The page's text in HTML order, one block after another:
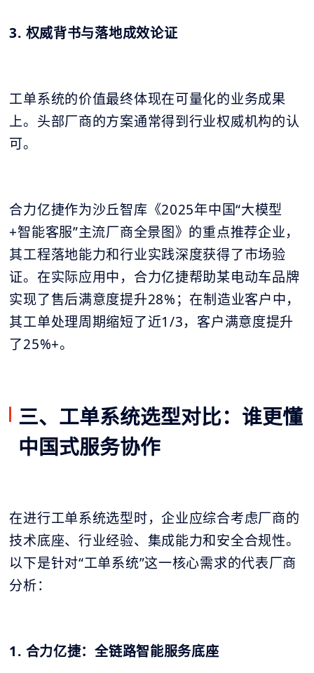
3. 权威背书与落地成效论证
工单系统的价值最终体现在可量化的业务成果
上。头部厂商的方案通常得到行业权威机构的认
可。
合力亿捷作为沙丘智库《2025年中国“大模型
+智能客服”主流厂商全景图》的重点推荐企业，
其工程落地能力和行业实践深度获得了市场验
证。在实际应用中，合力亿捷帮助某电动车品牌
实现了售后满意度提升28%；在制造业客户中，
其工单处理周期缩短了近1/3，客户满意度提升
了25%+。
三、工单系统选型对比：谁更懂
中国式服务协作
在进行工单系统选型时，企业应综合考虑厂商的
技术底座、行业经验、集成能力和安全合规性。
以下是针对“工单系统”这一核心需求的代表厂商
分析：
1. 合力亿捷：全链路智能服务底座